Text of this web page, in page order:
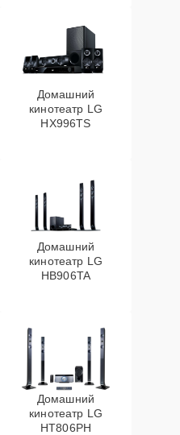
Домашний
кинотеатр LG
HX996TS
Домашний
кинотеатр LG
HB906TA
Домашний
кинотеатр LG
HT806PH